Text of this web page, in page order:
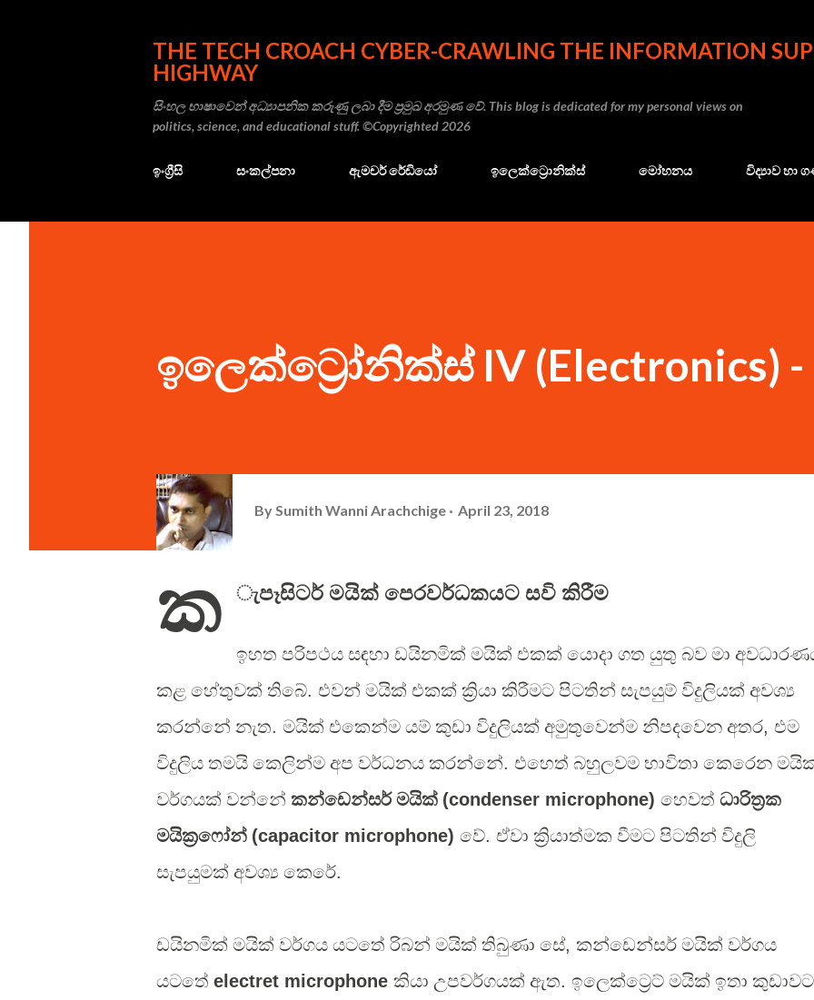
THE TECH CROACH CYBER-CRAWLING THE INFORMATION
HIGHWAY
සිංහල භාෂාවෙන් අධ්‍යාපනික කරුණු ලබා දීම ප්‍රමුඛ අරමුණ වේ. This blog is dedicated for my personal views on
politics, science, and educational stuff. ©Copyrighted 2026
ඉංග්‍රීසි සංකල්පනා ඇමචර් රේඩියෝ ඉලෙක්ට්‍රොනික්ස් මෝහනය විද්‍යාව හා
ඉලෙක්ට්‍රෝනික්ස් IV (Electronics) -
By Sumith Wanni Arachchige April 23, 2018
ක ැපෑසිටර් මයික් පෙරවර්ධකයට සවි කිරීම
ඉහත පරිපථය සඳහා ඩයිනමික් මයික් එකක් යොදා ගත යුතු බව මා
කළ හේතුවක් තිබේ. එවන් මයික් එකක් ක්‍රියා කිරීමට පිටතින් සැපයුම් විදුලියක් අවශ්‍ය
කරන්නේ නැත. මයික් එකෙන්ම යම් කුඩා විදුලියක් අමුතුවෙන්ම නිපදවෙන අතර, එම
විදුලිය තමයි කෙලින්ම අප වර්ධනය කරන්නේ. එහෙත් බහුලවම භාවිතා කෙරෙන
වර්ගයක් වන්නේ කන්ඩෙන්සර් මයික් (condenser microphone) හෙවත් ධාරිත්‍රක
මයික්‍රෆෝන් (capacitor microphone) වේ. ඒවා ක්‍රියාත්මක වීමට පිටතින් විදුලි
සැපයුමක් අවශ්‍ය කෙරේ.
ඩයිනමික් මයික් වර්ගය යටතේ රිබන් මයික් තිබුණා සේ, කන්ඩෙන්සර් මයික් වර්ගය
යටතේ electret microphone කියා උපවර්ගයක් ඇත. ඉලෙක්ට්‍රෙට් මයික් ඉතා කුඩාවට